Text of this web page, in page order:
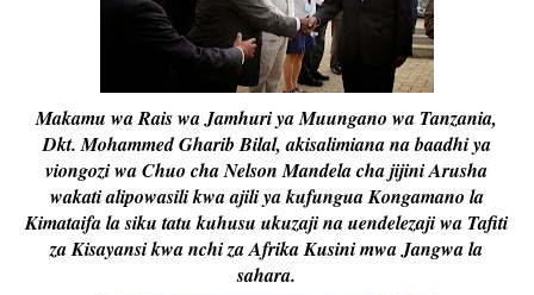
Makamu wa Rais wa Jamhuri ya Muungano wa Tanzania,
Dkt. Mohammed Gharib Bilal, akisalimiana na baadhi ya
viongozi wa Chuo cha Nelson Mandela cha jijini Arusha
wakati alipowasili kwa ajili ya kufungua Kongamano la
Kimataifa la siku tatu kuhusu ukuzaji na uendelezaji wa Tafiti
za Kisayansi kwa nchi za Afrika Kusini mwa Jangwa la
sahara.